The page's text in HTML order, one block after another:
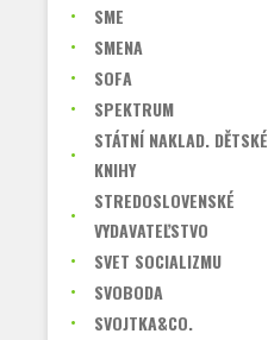
SME
SMENA
SOFA
SPEKTRUM
STÁTNÍ NAKLAD. DĚTSKÉ
KNIHY
STREDOSLOVENSKÉ
VYDAVATEĽSTVO
SVET SOCIALIZMU
SVOBODA
SVOJTKA&CO.